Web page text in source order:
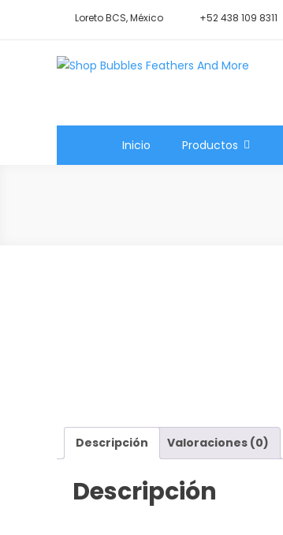
Loreto BCS, México +52 438 109 8311
Inicio Productos
Descripción Valoraciones (0)
Descripción